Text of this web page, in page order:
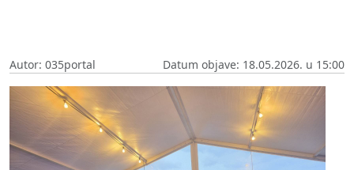
Autor: 035portal Datum objave: 18.05.2026. u 15:00